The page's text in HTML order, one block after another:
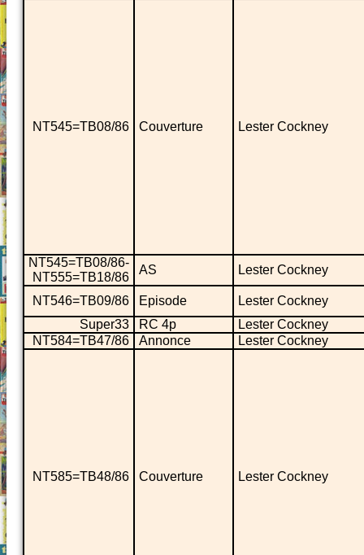
NT545=TB08/86 Couverture Lester Cockney
NT545=TB08/86-
NT555=TB18/86
AS Lester Cockney
NT546=TB09/86 Episode
Lester Cockney
Super33
RC 4p
Lester Cockney
NT584=TB47/86
Annonce Lester Cockney
NT585=TB48/86 Couverture Lester Cockney